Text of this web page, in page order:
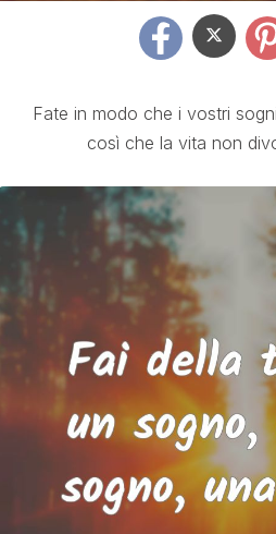
Fate in modo che i vostri
così che la vita non